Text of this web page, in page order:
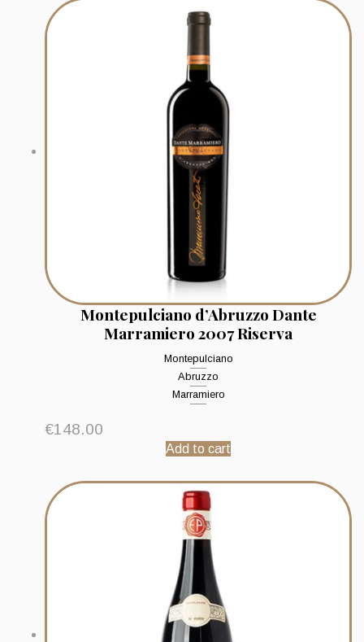
Montepulciano d’Abruzzo Dante
Marramiero 2007 Riserva
Montepulciano
Abruzzo
Marramiero
€148.00
Add to cart